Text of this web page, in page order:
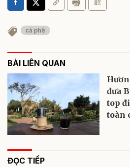
cà phê
BÀI LIÊN QUAN
đưa
top
toàn
ĐỌC TIẾP